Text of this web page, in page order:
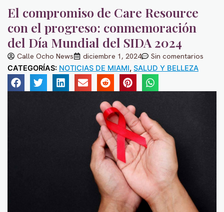
El compromiso de Care Resource
con el progreso: conmemoración
del Día Mundial del SIDA 2024
Calle Ocho News diciembre 1, 2024 Sin comentarios
CATEGORÍAS: NOTICIAS DE MIAMI, SALUD Y BELLEZA